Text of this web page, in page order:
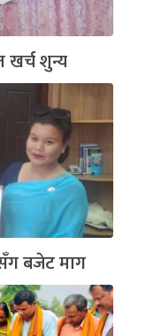
खर्च शुन्य
बजेट माग